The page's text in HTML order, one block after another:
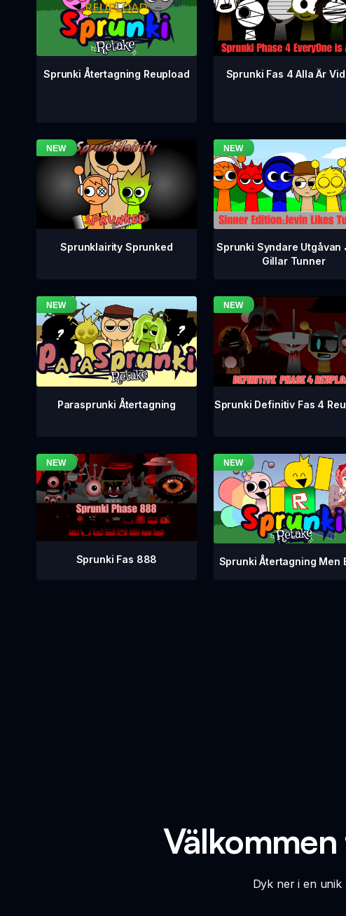
Sprunki Återtagning Reupload Sprunki Fas 4 Alla Är
Sprunklairity Sprunked
Sprunki Syndare Utgåvan
Gillar Tunner
Parasprunki Återtagning Sprunki Definitiv Fas 4
Sprunki Fas 888 Sprunki Återtagning Men
Välkommen
Dyk ner i en unik